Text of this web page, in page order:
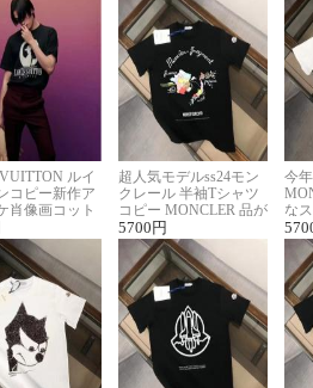
ルイ
コピー新作ア
肖像画コット
半袖Tシャツ
超人気モデルss24モン
クレール 半袖Tシャツ
コピー MONCLER 品が
良く見た目
5700 円
今
な
ル